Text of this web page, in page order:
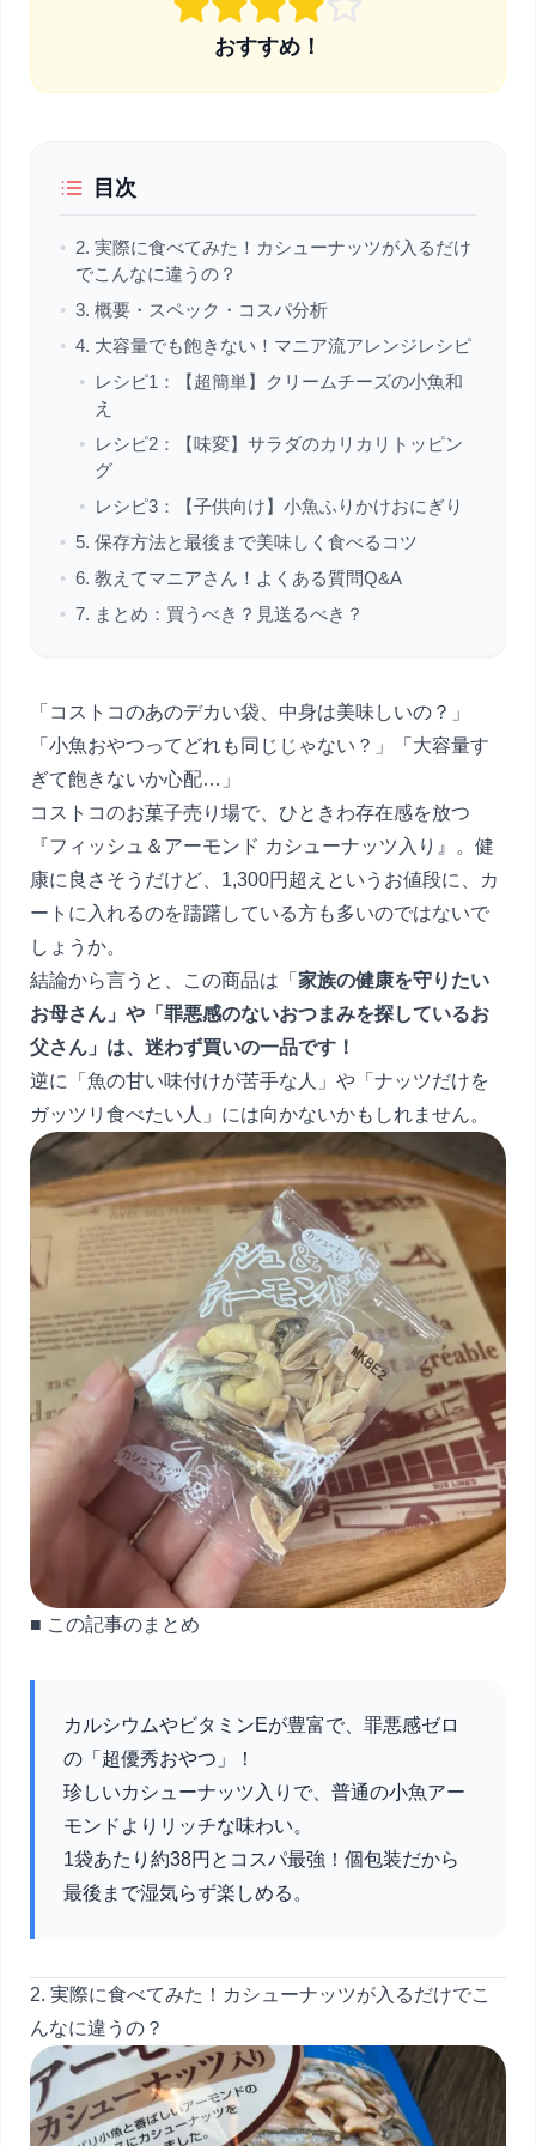
おすすめ！
目次
• 2. 実際に食べてみた！カシューナッツが入るだけ
でこんなに違うの？
• 3. 概要・スペック・コスパ分析
• 4. 大容量でも飽きない！マニア流アレンジレシピ
•
レシピ1：【超簡単】クリームチーズの小魚和
え
•
レシピ2：【味変】サラダのカリカリトッピン
グ
•
レシピ3：【子供向け】小魚ふりかけおにぎり
• 5. 保存方法と最後まで美味しく食べるコツ
• 6. 教えてマニアさん！よくある質問Q&A
• 7. まとめ：買うべき？見送るべき？
「コストコのあのデカい袋、中身は美味しいの？」
「小魚おやつってどれも同じじゃない？」「大容量す
ぎて飽きないか心配…」
コストコのお菓子売り場で、ひときわ存在感を放つ
『フィッシュ＆アーモンド カシューナッツ入り』。健
康に良さそうだけど、1,300円超えというお値段に、カ
ートに入れるのを躊躇している方も多いのではないで
しょうか。
結論から言うと、この商品は「 家族の健康を守りたい
お母さん」や「罪悪感のないおつまみを探しているお
父さん」は、迷わず買いの一品です！
逆に「魚の甘い味付けが苦手な人」や「ナッツだけを
ガッツリ食べたい人」には向かないかもしれません。
■ この記事のまとめ
カルシウムやビタミンEが豊富で、罪悪感ゼロ
の「超優秀おやつ」！
珍しいカシューナッツ入りで、普通の小魚アー
モンドよりリッチな味わい。
1袋あたり約38円とコスパ最強！個包装だから
最後まで湿気らず楽しめる。
2. 実際に食べてみた！カシューナッツが入るだけでこ
んなに違うの？